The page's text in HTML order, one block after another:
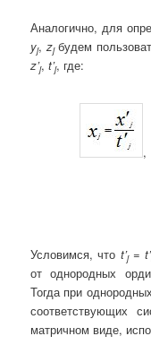
Аналогично, для
yj,zjбудем
z’j,t’j, где:
Условимся, что t’j=t’
от однородных
Тогда при
соответствующих
матричном виде,